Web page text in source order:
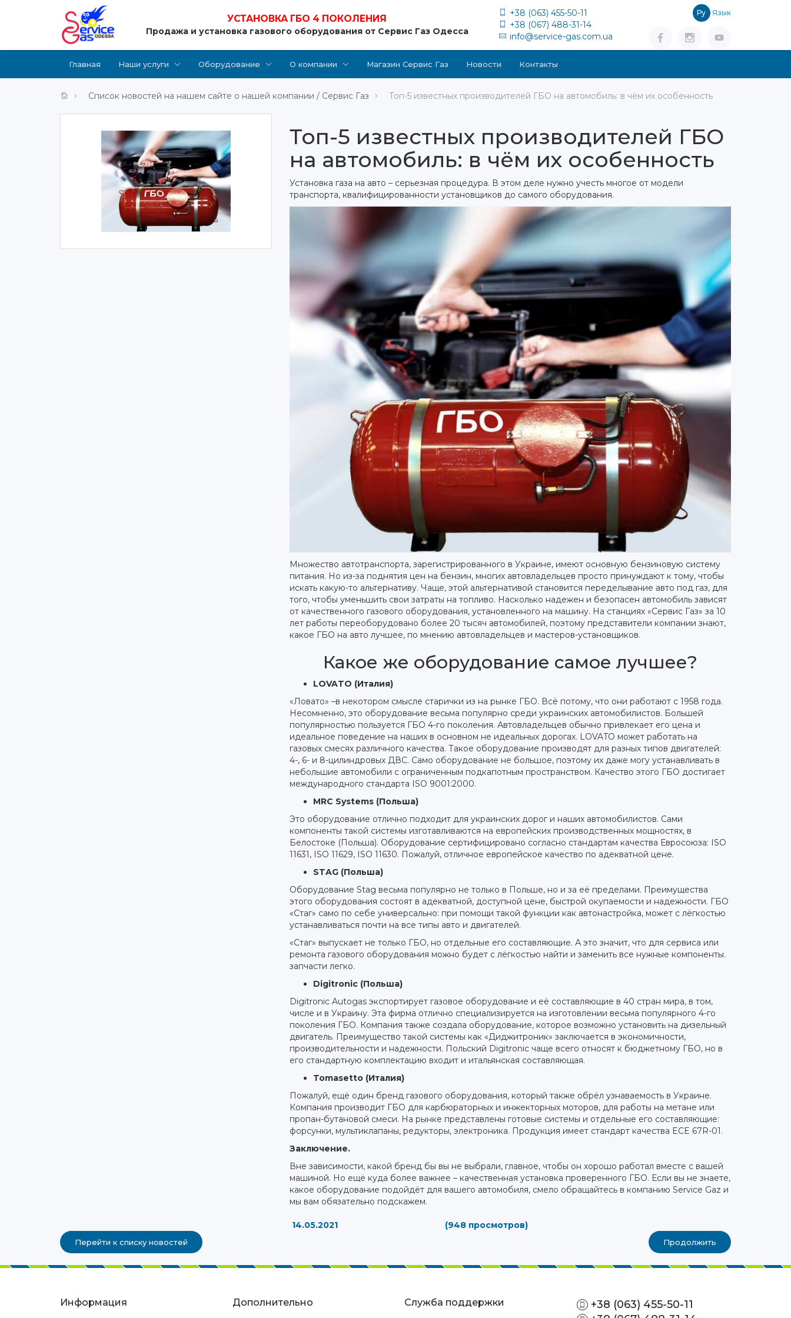
УСТАНОВКА ГБО 4 ПОКОЛЕНИЯ
Продажа и установка газового оборудования от Сервис Газ Одесса
+38 (063) 455-50-11
+38 (067) 488-31-14
info@service-gas.com.ua
Ру Язык
Главная Наши услуги Оборудование О компании Магазин Сервис Газ Новости Контакты
Список новостей на нашем сайте о нашей компании / Сервис Газ Топ-5 известных производителей ГБО на автомобиль: в чём их особенность
Топ-5 известных производителей ГБО
на автомобиль: в чём их особенность
Установка газа на авто – серьезная процедура. В этом деле нужно учесть многое от модели
транспорта, квалифицированности установщиков до самого оборудования.
Множество автотранспорта, зарегистрированного в Украине, имеют основную бензиновую систему
питания. Но из-за поднятия цен на бензин, многих автовладельцев просто принуждают к тому, чтобы
искать какую-то альтернативу. Чаще, этой альтернативой становится переделывание авто под газ, для
того, чтобы уменьшить свои затраты на топливо. Насколько надежен и безопасен автомобиль зависят
от качественного газового оборудования, установленного на машину. На станциях «Сервис Газ» за 10
лет работы переоборудовано более 20 тысяч автомобилей, поэтому представители компании знают,
какое ГБО на авто лучшее, по мнению автовладельцев и мастеров-установщиков.
Какое же оборудование самое лучшее?
LOVATO (Италия)
«Ловато» –в некотором смысле старички из на рынке ГБО. Всё потому, что они работают с 1958 года.
Несомненно, это оборудование весьма популярно среди украинских автомобилистов. Большей
популярностью пользуется ГБО 4-го поколения. Автовладельцев обычно привлекает его цена и
идеальное поведение на наших в основном не идеальных дорогах. LOVATO может работать на
газовых смесях различного качества. Такое оборудование производят для разных типов двигателей:
4-, 6- и 8-цилиндровых ДВС. Само оборудование не большое, поэтому их даже могу устанавливать в
небольшие автомобили с ограниченным подкапотным пространством. Качество этого ГБО достигает
международного стандарта ISO 9001:2000.
MRC Systems (Польша)
Это оборудование отлично подходит для украинских дорог и наших автомобилистов. Сами
компоненты такой системы изготавливаются на европейских производственных мощностях, в
Белостоке (Польша). Оборудование сертифицировано согласно стандартам качества Евросоюза: ISO
11631, ISO 11629, ISO 11630. Пожалуй, отличное европейское качество по адекватной цене.
STAG (Польша)
Оборудование Stag весьма популярно не только в Польше, но и за её пределами. Преимущества
этого оборудования состоят в адекватной, доступной цене, быстрой окупаемости и надежности. ГБО
«Стаг» само по себе универсально: при помощи такой функции как автонастройка, может с лёгкостью
устанавливаться почти на все типы авто и двигателей.
«Стаг» выпускает не только ГБО, но отдельные его составляющие. А это значит, что для сервиса или
ремонта газового оборудования можно будет с лёгкостью найти и заменить все нужные компоненты.
запчасти легко.
Digitronic (Польша)
Digitronic Autogas экспортирует газовое оборудование и её составляющие в 40 стран мира, в том,
числе и в Украину. Эта фирма отлично специализируется на изготовлении весьма популярного 4-го
поколения ГБО. Компания также создала оборудование, которое возможно установить на дизельный
двигатель. Преимущество такой системы как «Диджитроник» заключается в экономичности,
производительности и надежности. Польский Digitronic чаще всего относят к бюджетному ГБО, но в
его стандартную комплектацию входит и итальянская составляющая.
Tomasetto (Италия)
Пожалуй, ещё один бренд газового оборудования, который также обрёл узнаваемость в Украине.
Компания производит ГБО для карбюраторных и инжекторных моторов, для работы на метане или
пропан-бутановой смеси. На рынке представлены готовые системы и отдельные его составляющие:
форсунки, мультиклапаны, редукторы, электроника. Продукция имеет стандарт качества ECE 67R-01.
Заключение.
Вне зависимости, какой бренд бы вы не выбрали, главное, чтобы он хорошо работал вместе с вашей
машиной. Но ещё куда более важнее – качественная установка проверенного ГБО. Если вы не знаете,
какое оборудование подойдёт для вашего автомобиля, смело обращайтесь в компанию Service Gaz и
мы вам обязательно подскажем.
14.05.2021 (948 просмотров)
Перейти к списку новостей Продолжить
Информация Дополнительно Служба поддержки
+38 (063) 455-50-11